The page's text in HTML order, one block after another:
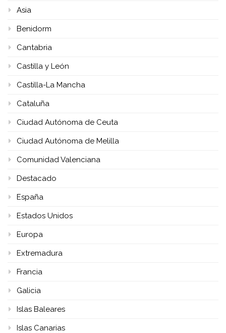
Asia
Benidorm
Cantabria
Castilla y León
Castilla-La Mancha
Cataluña
Ciudad Autónoma de Ceuta
Ciudad Autónoma de Melilla
Comunidad Valenciana
Destacado
España
Estados Unidos
Europa
Extremadura
Francia
Galicia
Islas Baleares
Islas Canarias